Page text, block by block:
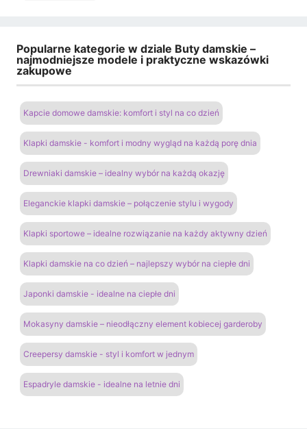
Popularne kategorie w dziale Buty damskie –
najmodniejsze modele i praktyczne wskazówki
zakupowe
Kapcie domowe damskie: komfort i styl na co dzień
Klapki damskie - komfort i modny wygląd na każdą porę dnia
Drewniaki damskie – idealny wybór na każdą okazję
Eleganckie klapki damskie – połączenie stylu i wygody
Klapki sportowe – idealne rozwiązanie na każdy aktywny dzień
Klapki damskie na co dzień – najlepszy wybór na ciepłe dni
Japonki damskie - idealne na ciepłe dni
Mokasyny damskie – nieodłączny element kobiecej garderoby
Creepersy damskie - styl i komfort w jednym
Espadryle damskie - idealne na letnie dni